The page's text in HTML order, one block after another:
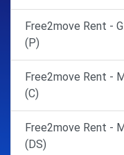
Free2move Rent -
(P)
Free2move Rent -
(C)
Free2move Rent -
(DS)